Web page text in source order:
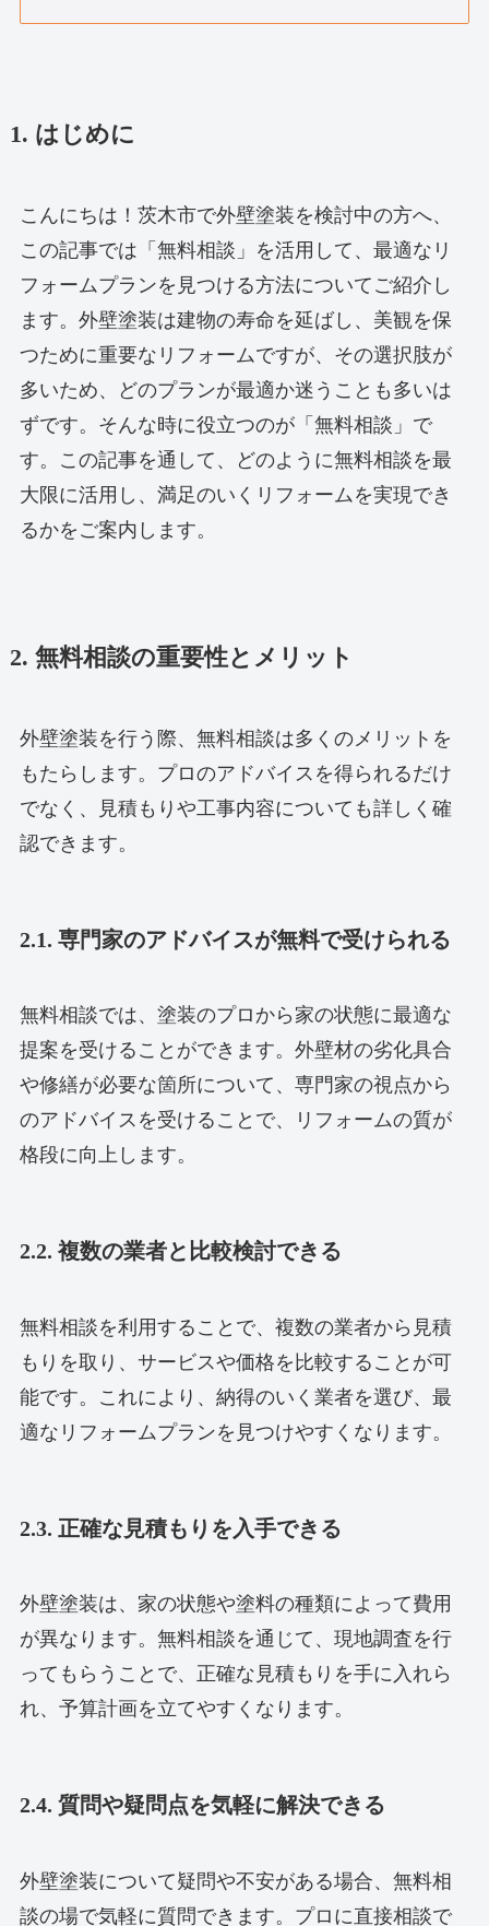
1. はじめに
こんにちは！茨木市で外壁塗装を検討中の方へ、
この記事では「無料相談」を活用して、最適なリ
フォームプランを見つける方法についてご紹介し
ます。外壁塗装は建物の寿命を延ばし、美観を保
つために重要なリフォームですが、その選択肢が
多いため、どのプランが最適か迷うことも多いは
ずです。そんな時に役立つのが「無料相談」で
す。この記事を通して、どのように無料相談を最
大限に活用し、満足のいくリフォームを実現でき
るかをご案内します。
2. 無料相談の重要性とメリット
外壁塗装を行う際、無料相談は多くのメリットを
もたらします。プロのアドバイスを得られるだけ
でなく、見積もりや工事内容についても詳しく確
認できます。
2.1. 専門家のアドバイスが無料で受けられる
無料相談では、塗装のプロから家の状態に最適な
提案を受けることができます。外壁材の劣化具合
や修繕が必要な箇所について、専門家の視点から
のアドバイスを受けることで、リフォームの質が
格段に向上します。
2.2. 複数の業者と比較検討できる
無料相談を利用することで、複数の業者から見積
もりを取り、サービスや価格を比較することが可
能です。これにより、納得のいく業者を選び、最
適なリフォームプランを見つけやすくなります。
2.3. 正確な見積もりを入手できる
外壁塗装は、家の状態や塗料の種類によって費用
が異なります。無料相談を通じて、現地調査を行
ってもらうことで、正確な見積もりを手に入れら
れ、予算計画を立てやすくなります。
2.4. 質問や疑問点を気軽に解決できる
外壁塗装について疑問や不安がある場合、無料相
談の場で気軽に質問できます。プロに直接相談で